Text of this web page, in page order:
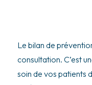
Le bilan de
consultation. C’est
soin de vos patients